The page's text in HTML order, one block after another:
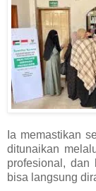
Ia memastikan
ditunaikan
profesional, dan
bisa langsung